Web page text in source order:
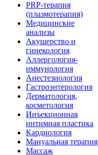
PRP-терапия
(плазмотерапия)
Медицинские
анализы
Акушерство и
гинекология
Аллергология-
иммунология
Анестезиология
Гастроэнтерология
Дерматология,
косметология
Инъекционная
интимная пластика
Кардиология
Мануальная терапия
Массаж